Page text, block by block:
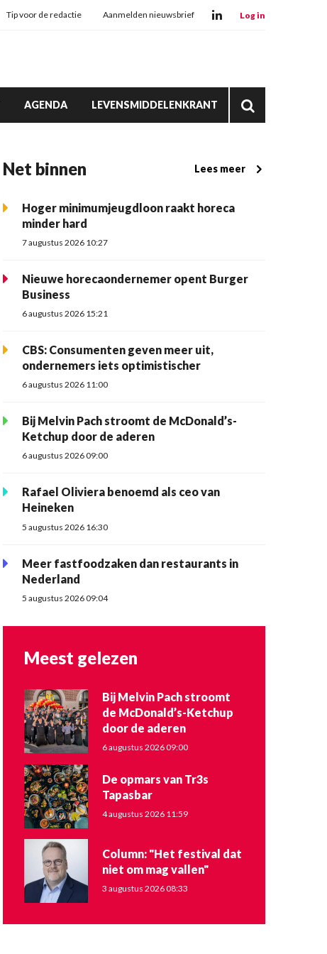
Tip voor de redactie Aanmelden nieuwsbrief Log in
AGENDA LEVENSMIDDELENKRANT
Net binnen Lees meer
Hoger minimumjeugdloon raakt horeca
minder hard
7 augustus 2026 10:27
Nieuwe horecaondernemer opent Burger
Business
6 augustus 2026 15:21
CBS: Consumenten geven meer uit,
ondernemers iets optimistischer
6 augustus 2026 11:00
Bij Melvin Pach stroomt de McDonald’s-
Ketchup door de aderen
6 augustus 2026 09:00
Rafael Oliviera benoemd als ceo van
Heineken
5 augustus 2026 16:30
Meer fastfoodzaken dan restaurants in
Nederland
5 augustus 2026 09:04
Meest gelezen
Bij Melvin Pach stroomt
de McDonald’s-Ketchup
door de aderen
6 augustus 2026 09:00
De opmars van Tr3s
Tapasbar
4 augustus 2026 11:59
Column: "Het festival dat
niet om mag vallen"
3 augustus 2026 08:33